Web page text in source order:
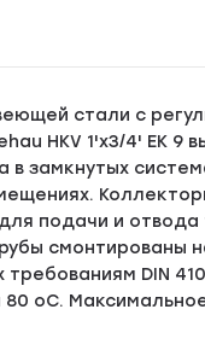
стали с
HKV 1'х3/4' EK
в замкнутых
подачи и
смонтированы
DIN
оC.